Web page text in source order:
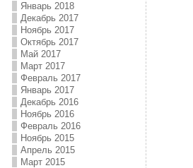
Январь 2018
Декабрь 2017
Ноябрь 2017
Октябрь 2017
Май 2017
Март 2017
Февраль 2017
Январь 2017
Декабрь 2016
Ноябрь 2016
Февраль 2016
Ноябрь 2015
Апрель 2015
Март 2015